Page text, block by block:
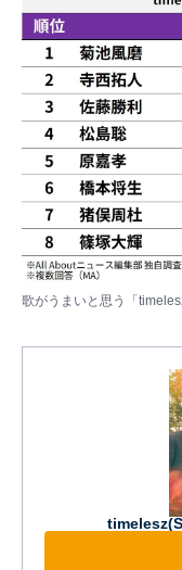
歌がうまいと思う「